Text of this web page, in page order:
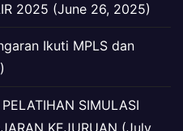
2025 (June 26, 2025)
Ikuti MPLS dan
SIMULASI